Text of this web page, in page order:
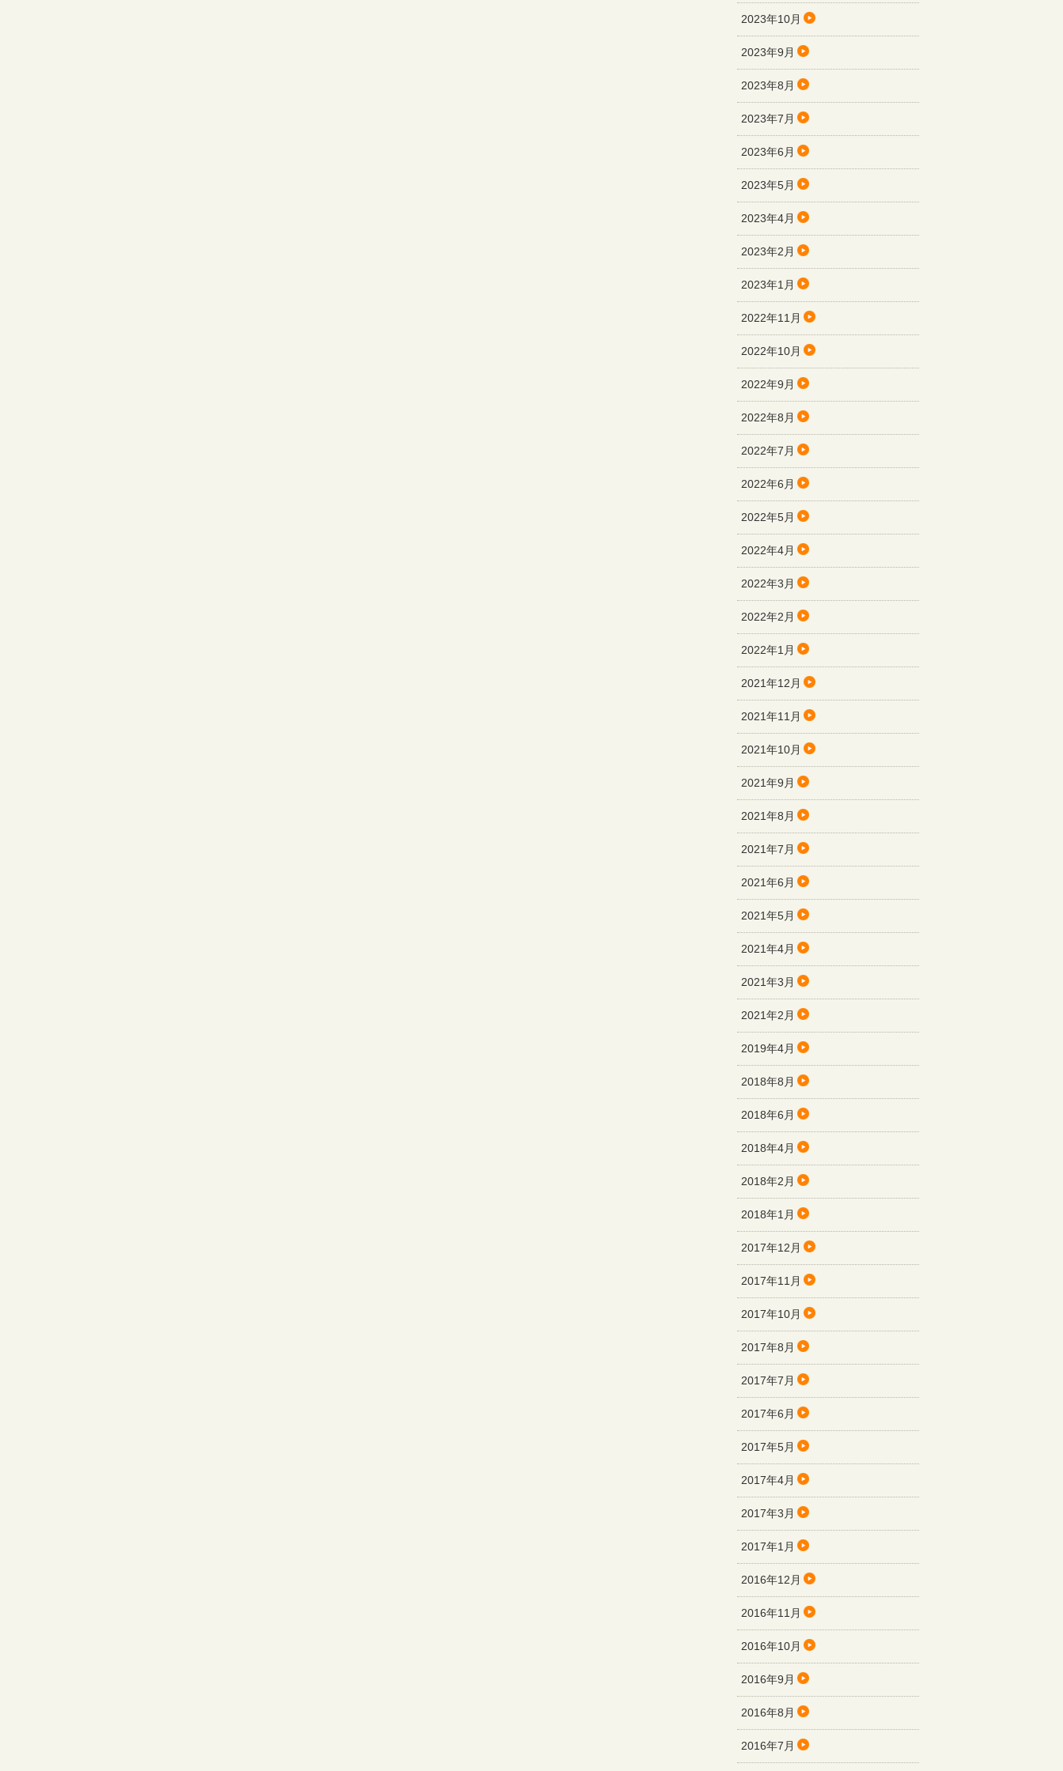
2023年10月
2023年9月
2023年8月
2023年7月
2023年6月
2023年5月
2023年4月
2023年2月
2023年1月
2022年11月
2022年10月
2022年9月
2022年8月
2022年7月
2022年6月
2022年5月
2022年4月
2022年3月
2022年2月
2022年1月
2021年12月
2021年11月
2021年10月
2021年9月
2021年8月
2021年7月
2021年6月
2021年5月
2021年4月
2021年3月
2021年2月
2019年4月
2018年8月
2018年6月
2018年4月
2018年2月
2018年1月
2017年12月
2017年11月
2017年10月
2017年8月
2017年7月
2017年6月
2017年5月
2017年4月
2017年3月
2017年1月
2016年12月
2016年11月
2016年10月
2016年9月
2016年8月
2016年7月